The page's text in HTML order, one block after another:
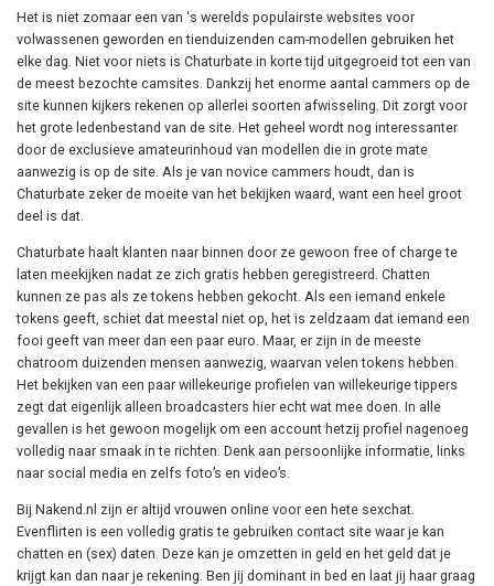
Het is niet zomaar een van ‘s werelds populairste websites voor
volwassenen geworden en tienduizenden cam-modellen gebruiken het
elke dag. Niet voor niets is Chaturbate in korte tijd uitgegroeid tot een van
de meest bezochte camsites. Dankzij het enorme aantal cammers op de
site kunnen kijkers rekenen op allerlei soorten afwisseling. Dit zorgt voor
het grote ledenbestand van de site. Het geheel wordt nog interessanter
door de exclusieve amateurinhoud van modellen die in grote mate
aanwezig is op de site. Als je van novice cammers houdt, dan is
Chaturbate zeker de moeite van het bekijken waard, want een heel groot
deel is dat.
Chaturbate haalt klanten naar binnen door ze gewoon free of charge te
laten meekijken nadat ze zich gratis hebben geregistreerd. Chatten
kunnen ze pas als ze tokens hebben gekocht. Als een iemand enkele
tokens geeft, schiet dat meestal niet op, het is zeldzaam dat iemand een
fooi geeft van meer dan een paar euro. Maar, er zijn in de meeste
chatroom duizenden mensen aanwezig, waarvan velen tokens hebben.
Het bekijken van een paar willekeurige profielen van willekeurige tippers
zegt dat eigenlijk alleen broadcasters hier echt wat mee doen. In alle
gevallen is het gewoon mogelijk om een account hetzij profiel nagenoeg
volledig naar smaak in te richten. Denk aan persoonlijke informatie, links
naar social media en zelfs foto’s en video’s.
Bij Nakend.nl zijn er altijd vrouwen online voor een hete sexchat.
Evenflirten is een volledig gratis te gebruiken contact site waar je kan
chatten en (sex) daten. Deze kan je omzetten in geld en het geld dat je
krijgt kan dan naar je rekening. Ben jij dominant in bed en laat jij haar graag